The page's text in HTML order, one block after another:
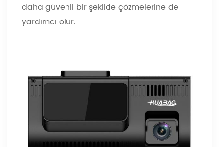
daha güvenli bir şekilde çözmelerine de
yardımcı olur.